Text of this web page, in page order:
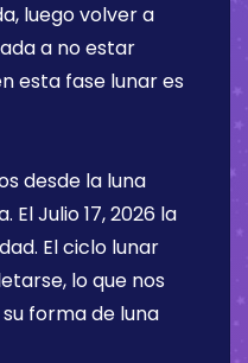
luego volver a
a no estar
esta fase lunar es
desde la luna
ElJulio 17, 2026 la
El ciclo lunar
lo que nos
forma de luna